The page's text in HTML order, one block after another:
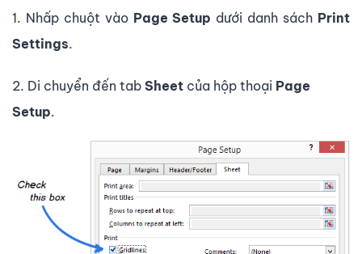
1. Nhấp chuột vào Page Setup dưới danh sách Print
Settings.
2. Di chuyển đến tab Sheet của hộp thoại Page
Setup.